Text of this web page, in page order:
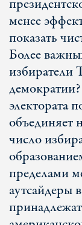
менее
показать
Более
избиратели
электората
объединяет
число
пределами
аутсайдеры